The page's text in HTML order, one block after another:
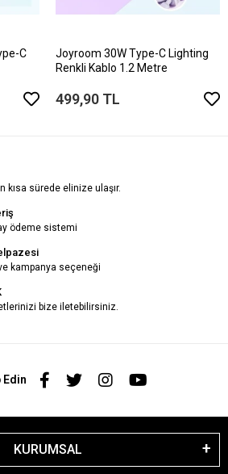
C
Joyroom 30W Type-C Lighting
Renkli Kablo 1.2 Metre
499,90 TL
kısa sürede elinize ulaşır.
ödeme sistemi
kampanya seçeneği
bize iletebilirsiniz.
Edin
KURUMSAL